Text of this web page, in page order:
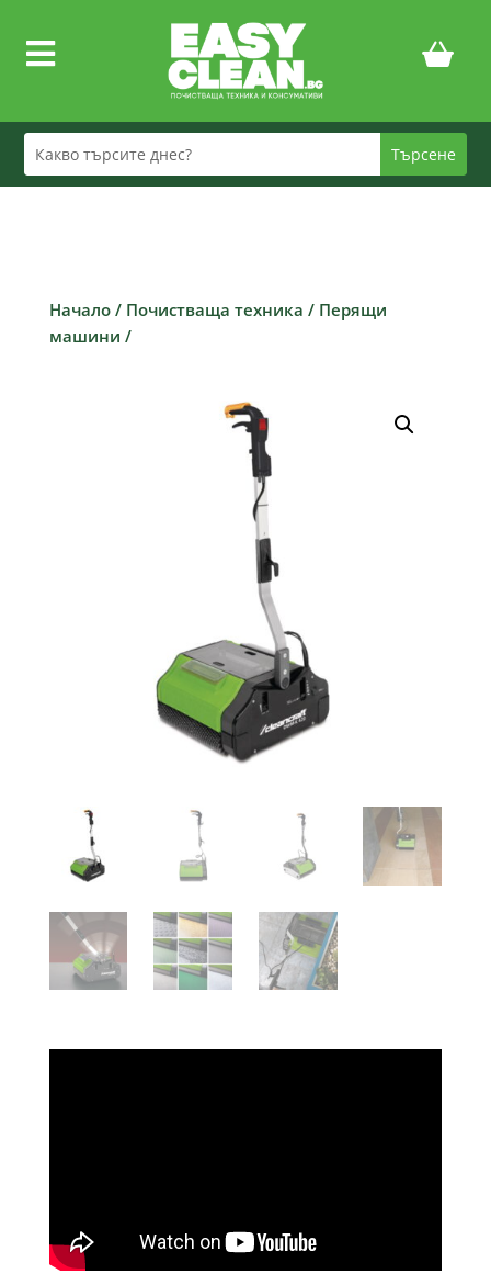

Начало/ Почистваща техника / Перящи
машини /